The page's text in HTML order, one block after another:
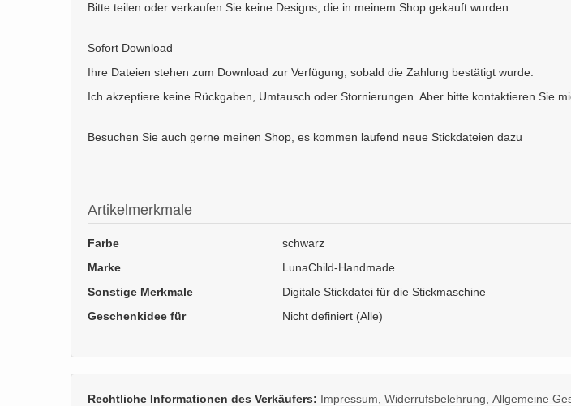
Bitte teilen oder verkaufen Sie keine Designs, die in meinem Shop gekauft wurden.
Sofort Download
Ihre Dateien stehen zum Download zur Verfügung, sobald die Zahlung bestätigt wurde.
Ich akzeptiere keine Rückgaben, Umtausch oder Stornierungen. Aber bitte kontaktieren Sie
Besuchen Sie auch gerne meinen Shop, es kommen laufend neue Stickdateien dazu
Artikelmerkmale
Farbe
schwarz
Marke
LunaChild-Handmade
Sonstige Merkmale
Digitale Stickdatei für die Stickmaschine
Geschenkidee für
Nicht definiert (Alle)
Rechtliche Informationen des Verkäufers: Impressum Widerrufsbelehrung Allgemeine